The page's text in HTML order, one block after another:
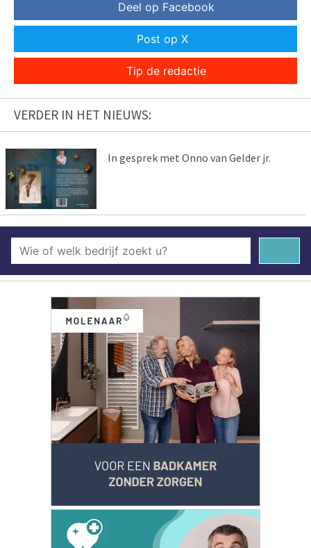
Deel op Facebook
Post op X
Tip de redactie
VERDER IN HET NIEUWS:
In gesprek met Onno van Gelder jr.